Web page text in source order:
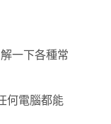
一下各種常
何電腦都能